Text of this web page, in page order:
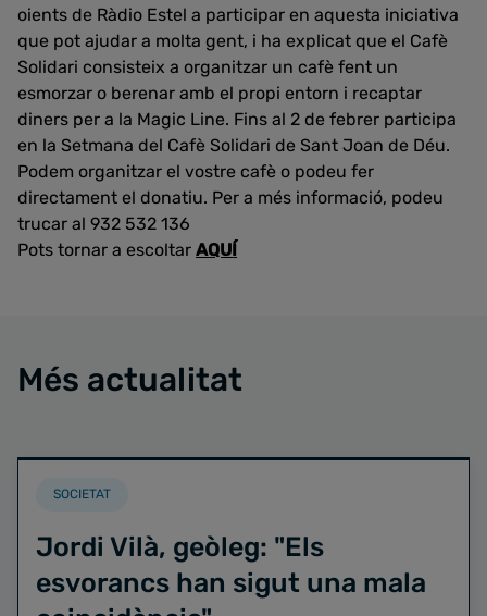
oients de Ràdio Estel a participar en aquesta iniciativa
que pot ajudar a molta gent, i ha explicat que el Cafè
Solidari consisteix a organitzar un cafè fent un
esmorzar o berenar amb el propi entorn i recaptar
diners per a la Magic Line. Fins al 2 de febrer participa
en la Setmana del Cafè Solidari de Sant Joan de Déu.
Podem organitzar el vostre cafè o podeu fer
directament el donatiu. Per a més informació, podeu
trucar al 932 532 136
Pots tornar a escoltar AQUÍ
Més actualitat
SOCIETAT
Jordi Vilà, geòleg: "Els
esvorancs han sigut una mala